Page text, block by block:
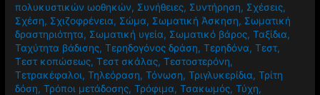
πολυκυστικών ωοθηκών, Συνήθειες, Συντήρηση, Σχέσεις,
Σχέση, Σχιζοφρένεια, Σώμα, Σωματική Άσκηση, Σωματική
δραστηριότητα, Σωματική υγεία, Σωματικό βάρος,Ταξίδια,
Ταχύτητα βάδισης,Τερηδογόνος δράση,Τερηδόνα,Τεστ,
Τεστ κοπώσεως,Τεστ σκάλας,Τεστοστερόνη,
Τετρακέφαλοι,Τηλεόραση,Τόνωση,Τριγλυκερίδια,Τρίτη
δόση,Τρόποι μετάδοσης,Τρόφιμα,Τσακωμός,Τύχη,